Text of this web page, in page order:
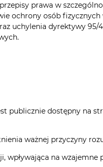
zł
99,90 zł Cena
prawa w
ochrony osób fizycznych
uchylenia dyrektywy 95/
publicznie dostępny na
ważnej przyczyny
wpływająca na wzajemne